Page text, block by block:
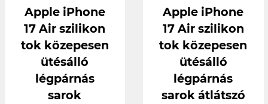
Apple iPhone
17 Air szilikon
tok közepesen
ütésálló
légpárnás
sarok
Apple iPhone
17 Air szilikon
tok közepesen
ütésálló
légpárnás
sarok átlátszó